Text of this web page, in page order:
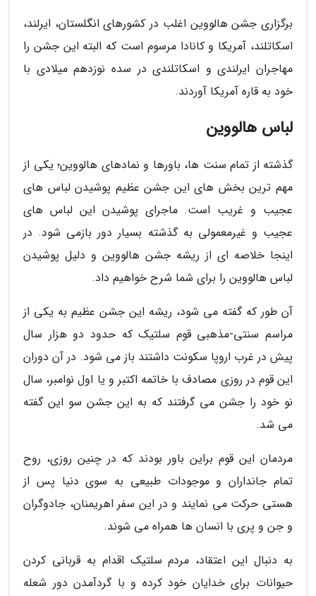
برگزاری جشن هالووین اغلب در کشورهای انگلستان، ایرلند،
اسکاتلند، آمریکا و کانادا مرسوم است که البته این جشن را
مهاجران ایرلندی و اسکاتلندی در سده نوزدهم میلادی با
خود به قاره آمریکا آوردند.
لباس هالووین
گذشته از تمام سنت ها، باورها و نمادهای هالووین؛ یکی از
مهم ترین بخش های این جشن عظیم پوشیدن لباس های
عجیب و غریب است. ماجرای پوشیدن این لباس های
عجیب و غیرمعمولی به گذشته بسیار دور بازمی شود. در
اینجا خلاصه ای از ریشه جشن هالووین و دلیل پوشیدن
لباس هالووین را برای شما شرح خواهیم داد.
آن طور که گفته می شود، ریشه این جشن عظیم به یکی از
مراسم سنتی-مذهبی قوم سلتیک که حدود دو هزار سال
پیش در غرب اروپا سکونت داشتند باز می شود. در آن دوران
این قوم در روزی مصادف با خاتمه اکتبر و یا اول نوامبر، سال
نو خود را جشن می گرفتند که به این جشن سو این گفته
می شد.
مردمان این قوم براین باور بودند که در چنین روزی، روح
تمام جانداران و موجودات طبیعی به سوی دنیا پس از
هستی حرکت می نمایند و در این سفر اهریمنان، جادوگران
و جن و پری با انسان ها همراه می شوند.
به دنبال این اعتقاد، مردم سلتیک اقدام به قربانی کردن
حیوانات برای خدایان خود کرده و با گردآمدن دور شعله